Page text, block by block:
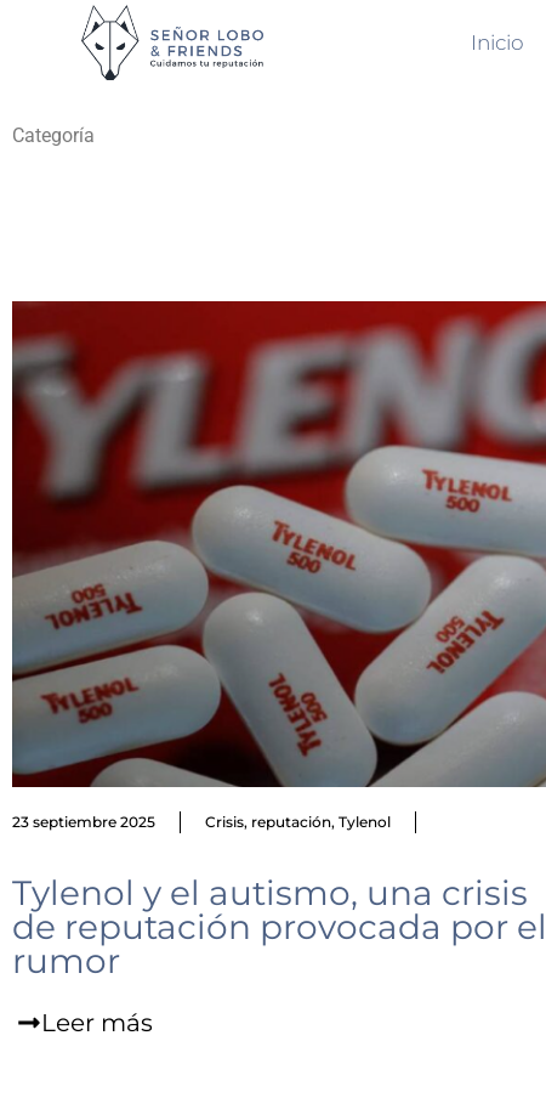
Inicio
Categoría
23 septiembre 2025 Crisis, reputación, Tylenol
Tylenol y el autismo, una crisis
de reputación provocada por el
rumor
Leer más